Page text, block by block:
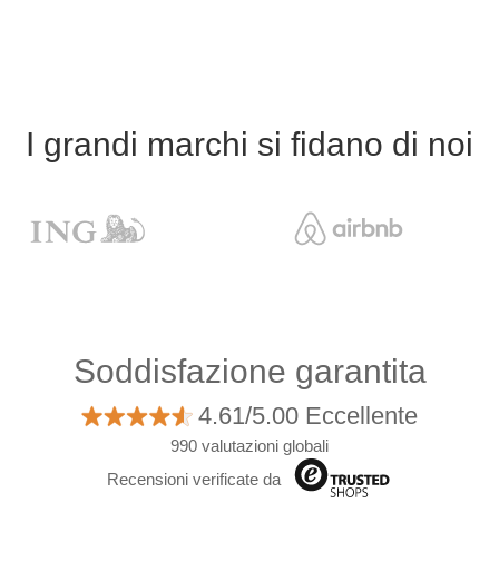
I grandi marchi si fidano di noi
Soddisfazione garantita
4.61/5.00 Eccellente
990 valutazioni globali
Recensioni verificate da